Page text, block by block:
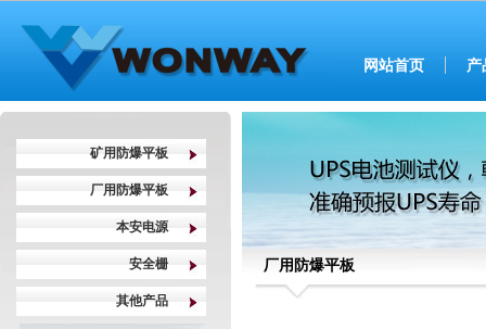
网站首页 产
矿用防爆平板
厂用防爆平板
本安电源
安全栅
其他产品
厂用防爆平板